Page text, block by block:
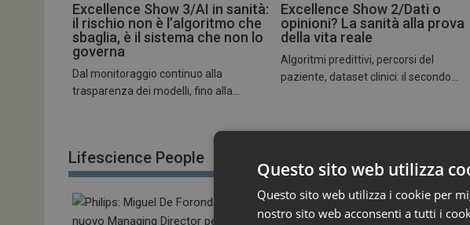
Excellence Show 3/AI in sanità:
il rischio non è l’algoritmo che
sbaglia, è il sistema che non lo
governa
Dal monitoraggio continuo alla
trasparenza dei modelli, fino alla...
Excellence Show 2/Dati o
opinioni? La sanità alla prova
della vita reale
Algoritmi predittivi, percorsi del
paziente, dataset clinici: il secondo...
Lifescience People
Questo sito web utilizza
Questo sito web utilizza i cookie per
nostro sito web acconsenti a tutti i